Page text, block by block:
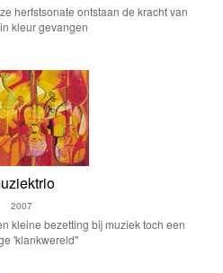
herfstsonate ontstaan de kracht van
kleur gevangen
2007
kleine bezetting bij muziek toch een
'klankwereld''